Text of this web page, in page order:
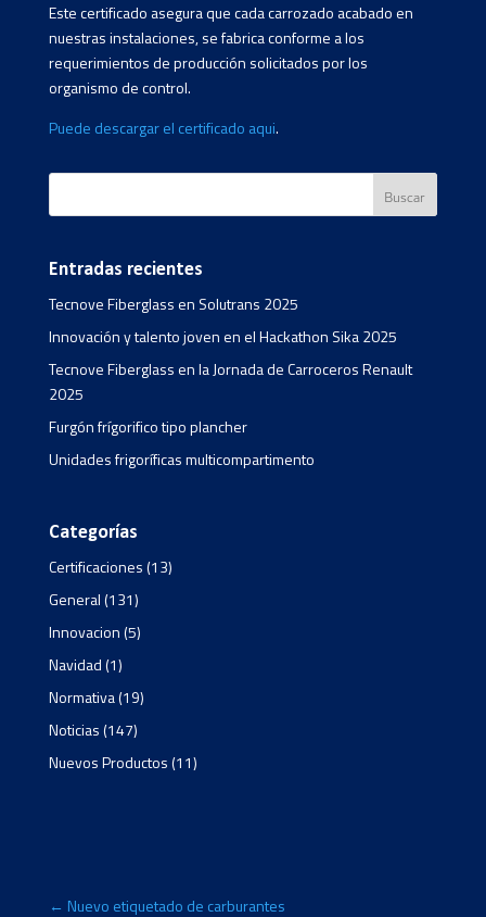
Este certificado asegura que cada carrozado acabado en
nuestras instalaciones, se fabrica conforme a los
requerimientos de producción solicitados por los
organismo de control.
Puede descargar el certificado aqui.
Entradas recientes
Tecnove Fiberglass en Solutrans 2025
Innovación y talento joven en el Hackathon Sika 2025
Tecnove Fiberglass en la Jornada de Carroceros Renault
2025
Furgón frígorifico tipo plancher
Unidades frigoríficas multicompartimento
Categorías
Certificaciones(13)
General(131)
Innovacion(5)
Navidad(1)
Normativa(19)
Noticias(147)
Nuevos Productos(11)
← Nuevo etiquetado de carburantes